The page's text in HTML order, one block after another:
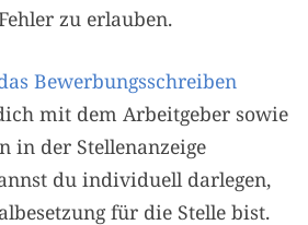
zu erlauben.
Bewerbungsschreiben
mit dem Arbeitgeber sowie
in der Stellenanzeige
du individuell darlegen,
für die Stelle bist.